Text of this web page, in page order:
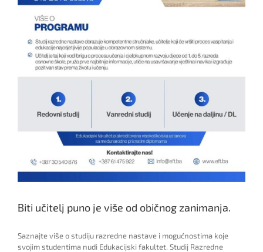
GODINU
‼️
Biti učitelj puno je više od običnog zanimanja.
Saznajte više o studiju razredne nastave i mogućnostima koje
svojim studentima nudi Edukacijski fakultet. Studij Razredne